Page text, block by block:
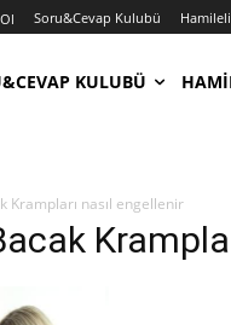
Soru&Cevap Kulubü
KULUBÜ
Krampları nasıl engellenir